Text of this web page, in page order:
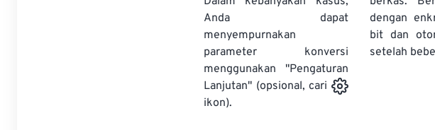
Anda dapat
menyempurnakan
parameter konversi
menggunakan "Pengaturan
Lanjutan" (opsional, cari
ikon).
dengan
bit dan
setelah